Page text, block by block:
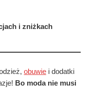
i zniżkach
obuwie i dodatki
Bo moda nie musi